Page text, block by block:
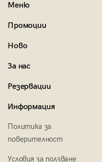
Меню
Промоции
Ново
За нас
Резервации
Информация
Политика за
поверителност
Условия за ползване